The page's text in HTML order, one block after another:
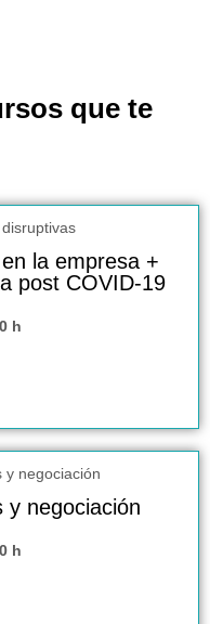
que te
la empresa +
post COVID-19
h
y negociación
h